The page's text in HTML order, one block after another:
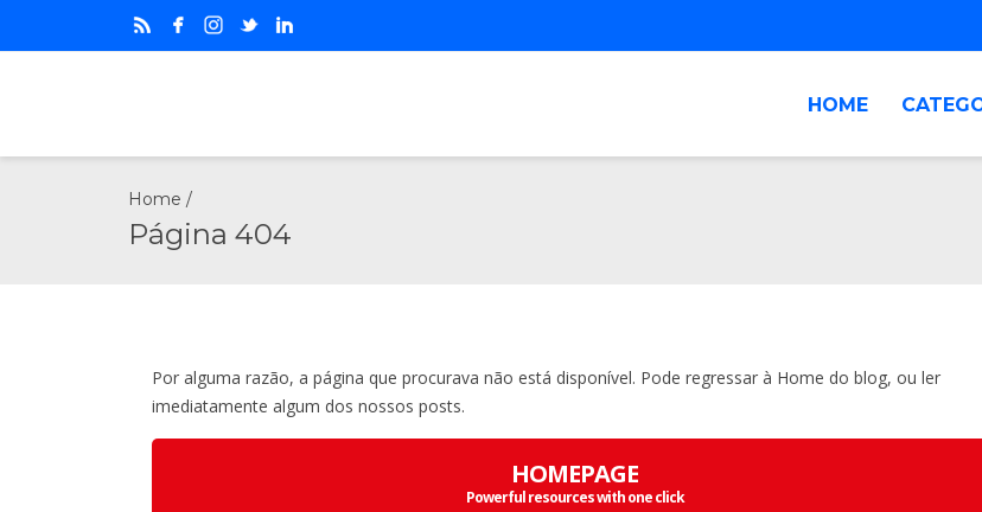
HOME
Home /
Página 404
Por alguma razão, a página que procurava não está disponível. Pode regressar à Home do blog, ou ler
imediatamente algum dos nossos posts.
HOMEPAGE
Powerful resources with one click